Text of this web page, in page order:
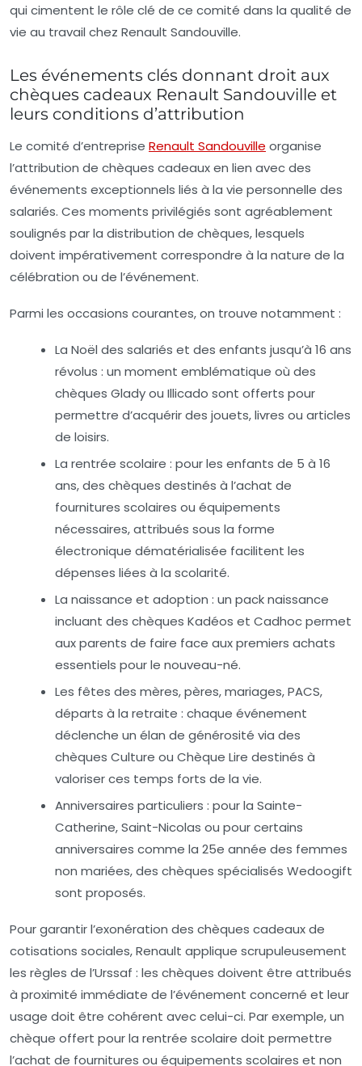
qui cimentent le rôle clé de ce comité dans la qualité de
vie au travail chez Renault Sandouville.
Les événements clés donnant droit aux
chèques cadeaux Renault Sandouville et
leurs conditions d’attribution
Le comité d’entreprise Renault Sandouville organise
l’attribution de chèques cadeaux en lien avec des
événements exceptionnels liés à la vie personnelle des
salariés. Ces moments privilégiés sont agréablement
soulignés par la distribution de chèques, lesquels
doivent impérativement correspondre à la nature de la
célébration ou de l’événement.
Parmi les occasions courantes, on trouve notamment :
La Noël des salariés et des enfants jusqu’à 16 ans
révolus : un moment emblématique où des
chèques Glady ou Illicado sont offerts pour
permettre d’acquérir des jouets, livres ou articles
de loisirs.
La rentrée scolaire : pour les enfants de 5 à 16
ans, des chèques destinés à l’achat de
fournitures scolaires ou équipements
nécessaires, attribués sous la forme
électronique dématérialisée facilitent les
dépenses liées à la scolarité.
La naissance et adoption : un pack naissance
incluant des chèques Kadéos et Cadhoc permet
aux parents de faire face aux premiers achats
essentiels pour le nouveau-né.
Les fêtes des mères, pères, mariages, PACS,
départs à la retraite : chaque événement
déclenche un élan de générosité via des
chèques Culture ou Chèque Lire destinés à
valoriser ces temps forts de la vie.
Anniversaires particuliers : pour la Sainte-
Catherine, Saint-Nicolas ou pour certains
anniversaires comme la 25e année des femmes
non mariées, des chèques spécialisés Wedoogift
sont proposés.
Pour garantir l’exonération des chèques cadeaux de
cotisations sociales, Renault applique scrupuleusement
les règles de l’Urssaf : les chèques doivent être attribués
à proximité immédiate de l’événement concerné et leur
usage doit être cohérent avec celui-ci. Par exemple, un
chèque offert pour la rentrée scolaire doit permettre
l’achat de fournitures ou équipements scolaires et non